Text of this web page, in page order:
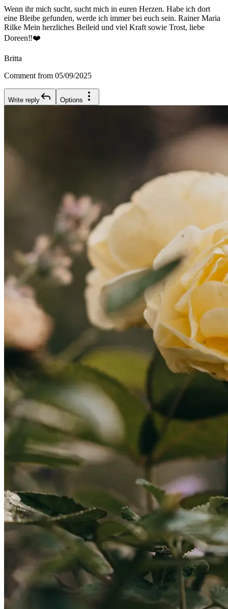
Wenn ihr mich sucht, sucht mich in euren Herzen. Habe ich dort
eine Bleibe gefunden, werde ich immer bei euch sein. Rainer Maria
Rilke Mein herzliches Beileid und viel Kraft sowie Trost, liebe
Doreen‼️❤️
Britta
Comment from 05/09/2025
Write reply Options